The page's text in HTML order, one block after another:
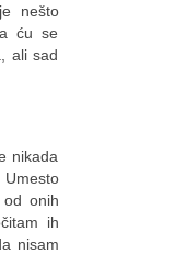
nešto
ću se
ali sad
nikada
onih
ih
nisam